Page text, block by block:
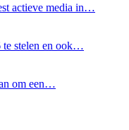
actieve media in…
te stelen en ook…
om een…